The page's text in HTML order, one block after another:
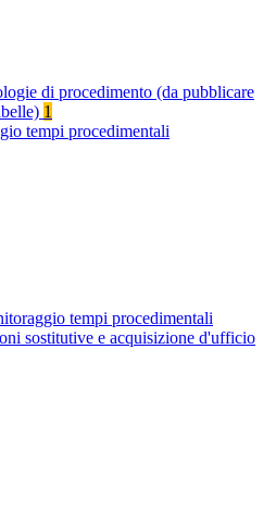
di procedimento (da pubblicare
1
tempi procedimentali
tempi procedimentali
sostitutive e acquisizione d'ufficio